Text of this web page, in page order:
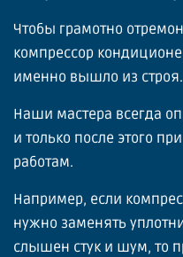
Чтобы грамотно
компрессор
именно вышло из строя.
Наши мастера всегда
и только после этого
работам.
Например, если
нужно заменять
слышен стук и шум, то